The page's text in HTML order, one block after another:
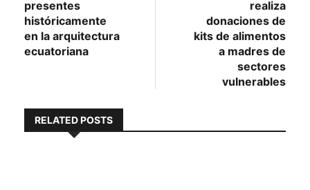
entradas
presentes
históricamente
en la arquitectura
ecuatoriana
realiza
donaciones de
kits de alimentos
a madres de
sectores
vulnerables
RELATED POSTS